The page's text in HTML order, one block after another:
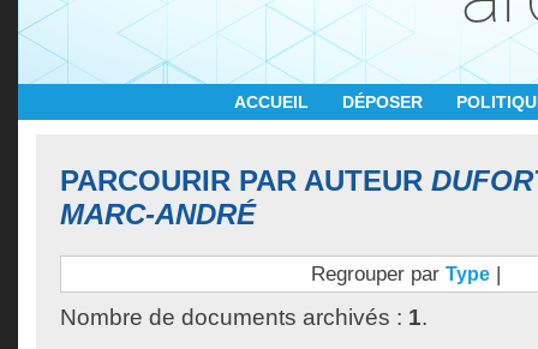
ACCUEIL DÉPOSER
PARCOURIR PAR AUTEUR
MARC-ANDRÉ
Regrouper par Type |
Nombre de documents archivés : 1.